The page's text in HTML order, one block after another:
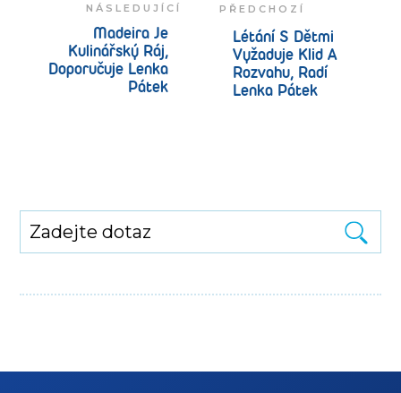
PŘEDCHOZÍ
Létání S Dětmi
Vyžaduje Klid A
Rozvahu, Radí
Lenka Pátek
NÁSLEDUJÍCÍ
Madeira Je
Kulinářský Ráj,
Doporučuje Lenka
Pátek